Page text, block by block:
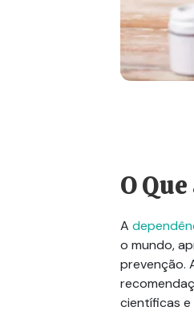
O
A
o mundo,
prevenção.
científicas e